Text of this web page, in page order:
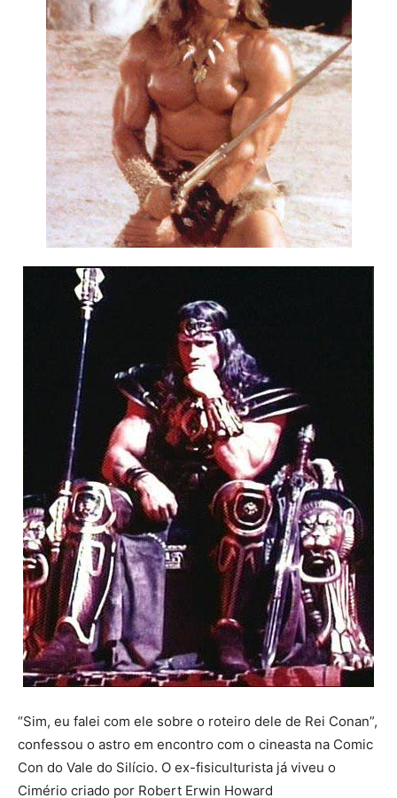
“Sim, eu falei com ele sobre o roteiro dele de Rei Conan”,
confessou o astro em encontro com o cineasta na Comic
Con do Vale do Silício. O ex-fisiculturista já viveu o
Cimério criado por Robert Erwin Howard